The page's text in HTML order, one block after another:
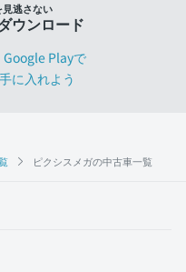
ピクシスメガの中古車一覧
逃さない
ウンロード